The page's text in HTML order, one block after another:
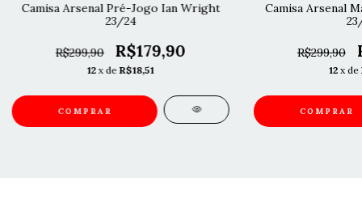
Camisa Arsenal Pré-Jogo Ian Wright
23/24
R$299,90 R$179,90
12 x deR$18,51
COMPRAR
Camisa Arsenal
R$299,90
12 x de
COMPRAR